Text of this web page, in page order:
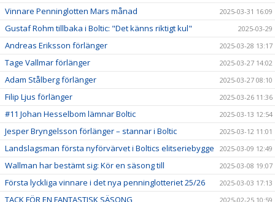
Vinnare Penninglotten Mars månad 2025-03-31 16:09
Gustaf Rohm tillbaka i Boltic: "Det känns riktigt kul" 2025-03-29
Andreas Eriksson förlänger 2025-03-28 13:17
Tage Vallmar förlänger 2025-03-27 14:02
Adam Stålberg förlänger 2025-03-27 08:10
Filip Ljus förlänger 2025-03-26 11:36
#11 Johan Hesselbom lämnar Boltic 2025-03-13 12:54
Jesper Bryngelsson förlänger – stannar i Boltic 2025-03-12 11:01
Landslagsman första nyförvärvet i Boltics elitseriebygge 2025-03-09 12:49
Wallman har bestämt sig: Kör en säsong till 2025-03-08 19:07
Första lyckliga vinnare i det nya penninglotteriet 25/26 2025-03-03 17:13
TACK FÖR EN FANTASTISK SÄSONG 2025-02-25 10:59